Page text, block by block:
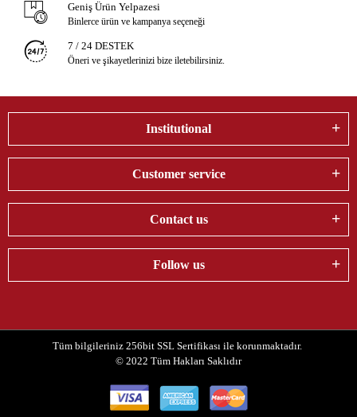
Geniş Ürün Yelpazesi
Binlerce ürün ve kampanya seçeneği
7 / 24 DESTEK
Öneri ve şikayetlerinizi bize iletebilirsiniz.
Institutional
Customer service
Contact us
Follow us
Tüm bilgileriniz 256bit SSL Sertifikası ile korunmaktadır.
© 2022 Tüm Hakları Saklıdır